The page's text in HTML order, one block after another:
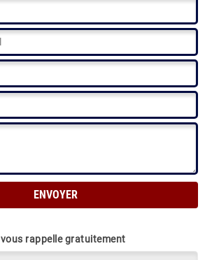
rappelle gratuitement